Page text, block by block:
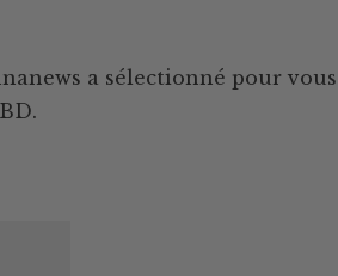
a sélectionné pour